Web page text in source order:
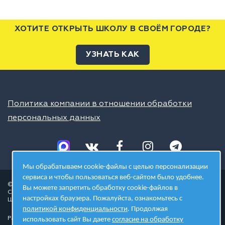
ХОТИТЕ ОТКРЫТЬ ШКОЛУ В СВОЁМ ГОРОДЕ?
УЗНАТЬ КАК
Политика компании в отношении обработки
персональных данных
© 2026 ШЦТ
Сеть центров молодёжного инновационного творчества
Школа цифровых технологий
Разработано в студии
Мы обрабатываем cookie-файлы с целью персонализации
сервиса и чтобы пользоваться веб-сайтом было удобнее.
Вы можете запретить обработку cookie-файлов в
настройках браузера. Пожалуйста, ознакомьтесь с
политикой конфиденциальности. Продолжая
использовать сайт Вы даетесогласие на обработку